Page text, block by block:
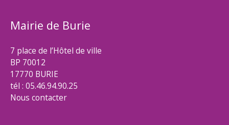
Mairie de Burie
7 place de l’Hôtel de ville
BP 70012
17770 BURIE
tél : 05.46.94.90.25
Nous contacter